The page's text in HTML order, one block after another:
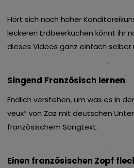
Hört sich nach hoher
leckeren Erdbeerkuchen könnt ihr
dieses Videos ganz einfach selber
Singend Französisch lernen
Endlich verstehen, um was es in
veux“ von Zaz mit deutschen
französischem Songtext.
Einen französischen Zopf